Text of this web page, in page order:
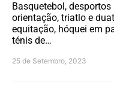
Basquetebol,
orientação, triatlo e
equitação, hóquei em
ténis de…
25 de Setembro, 2023